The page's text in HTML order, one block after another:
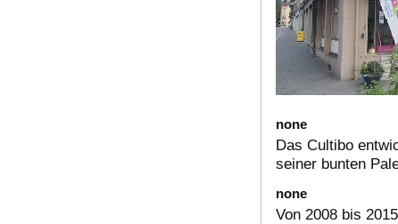
none
Das Cultibo
seiner bunten
none
Von 2008 bis